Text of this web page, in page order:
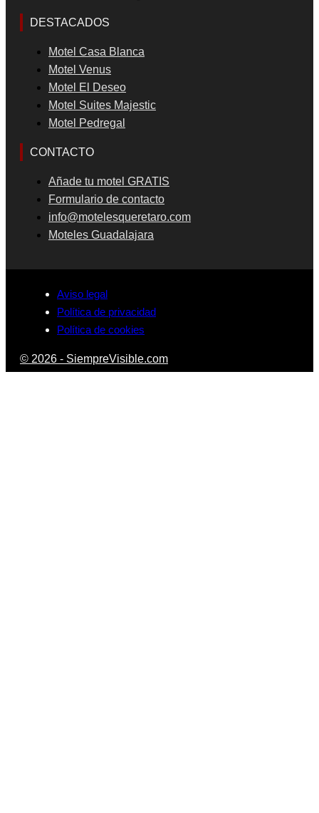
DESTACADOS
Motel Casa Blanca
Motel Venus
Motel El Deseo
Motel Suites Majestic
Motel Pedregal
CONTACTO
Añade tu motel GRATIS
Formulario de contacto
info@motelesqueretaro.com
Moteles Guadalajara
Aviso legal
Política de privacidad
Política de cookies
© 2026 - SiempreVisible.com